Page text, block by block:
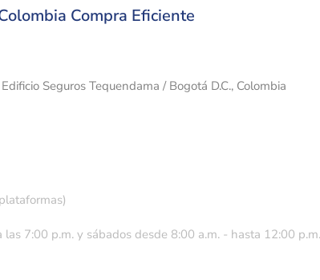
Compra Eficiente
Seguros Tequendama / Bogotá D.C., Colombia
7:00 p.m. y sábados desde 8:00 a.m. - hasta 12:00 p.m.